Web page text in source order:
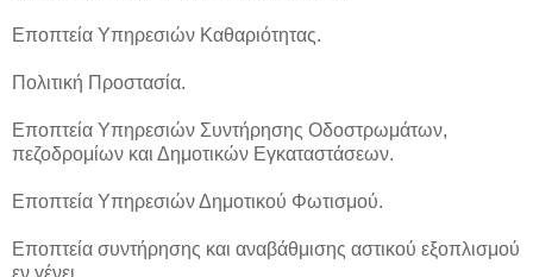
Εποπτεία Υπηρεσιών Καθαριότητας.
Πολιτική Προστασία.
Εποπτεία Υπηρεσιών Συντήρησης Οδοστρωμάτων,
πεζοδρομίων και Δημοτικών Εγκαταστάσεων.
Εποπτεία Υπηρεσιών Δημοτικού Φωτισμού.
Εποπτεία συντήρησης και αναβάθμισης αστικού εξοπλισμού